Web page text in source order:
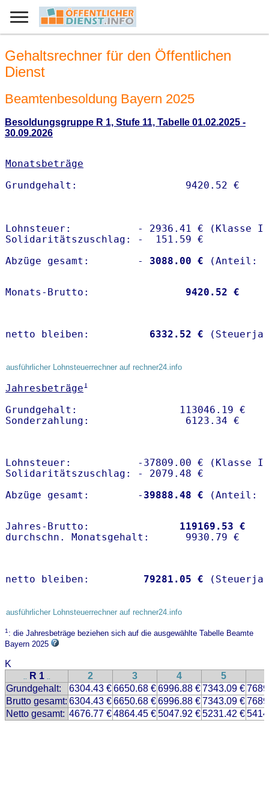
Gehaltsrechner für den Öffentlichen
Dienst
Beamtenbesoldung Bayern 2025
Besoldungsgruppe R 1, Stufe 11, Tabelle 01.02.2025 -
30.09.2026
Monatsbeträge
Lohnsteuer:           - 2936.41 € (Klasse I)
Solidaritätszuschlag: -  151.59 €
Abzüge gesamt:        -
3088.00 €
Monats-Brutto: 9420.52 €
netto bleiben: 6332.52 €
ausführlicher Lohnsteuerrechner auf rechner24.info
Jahresbeträge1
Grundgehalt:                 113046.19 €
Lohnsteuer:           -37809.00 € (Klasse I)
Solidaritätszuschlag: - 2079.48 €
Abzüge gesamt:        - 39888.48 €
Jahres-Brutto: 119169.53 €
netto bleiben: 79281.05 €
ausführlicher Lohnsteuerrechner auf rechner24.info
1: die Jahresbeträge beziehen sich auf die ausgewählte Tabelle Beamte
Bayern 2025
K
.. R 1 .. 2 3 4 5
Grundgehalt:
6304.43 €6650.68 €6996.88 €7343.09 €
Brutto gesamt: 6304.43 €6650.68 €6996.88 €7343.09 €
Netto gesamt: 4676.77 €4864.45 €5047.92 €5231.42 €